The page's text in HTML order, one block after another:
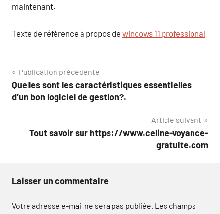
maintenant.
Texte de référence à propos de windows 11 professional
Navigation
de
Publication précédente
Quelles sont les caractéristiques essentielles
d’un bon logiciel de gestion?.
Article suivant
Tout savoir sur https://www.celine-voyance-
gratuite.com
Laisser un commentaire
Votre adresse e-mail ne sera pas publiée. Les champs